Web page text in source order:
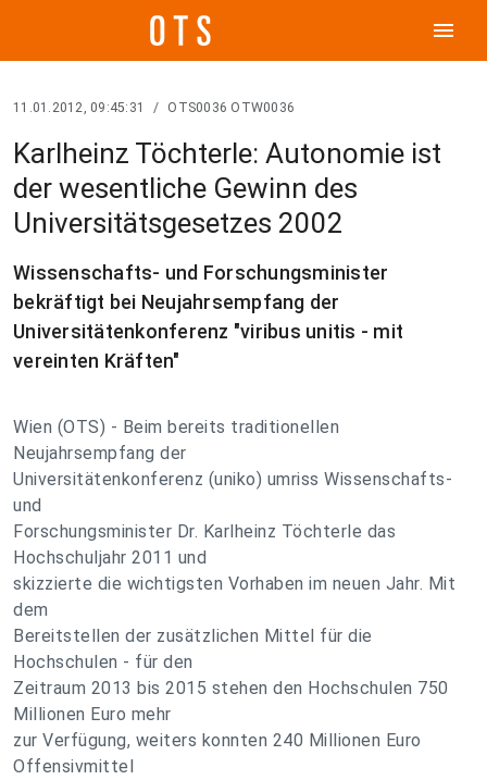
menu
11.01.2012, 09:45:31 / OTS0036 OTW0036
Karlheinz Töchterle: Autonomie ist
der wesentliche Gewinn des
Universitätsgesetzes 2002
Wissenschafts- und Forschungsminister
bekräftigt bei Neujahrsempfang der
Universitätenkonferenz "viribus unitis - mit
vereinten Kräften"
Wien (OTS) - Beim bereits traditionellen
Neujahrsempfang der
Universitätenkonferenz (uniko) umriss Wissenschafts-
und
Forschungsminister Dr. Karlheinz Töchterle das
Hochschuljahr 2011 und
skizzierte die wichtigsten Vorhaben im neuen Jahr. Mit
dem
Bereitstellen der zusätzlichen Mittel für die
Hochschulen - für den
Zeitraum 2013 bis 2015 stehen den Hochschulen 750
Millionen Euro mehr
zur Verfügung, weiters konnten 240 Millionen Euro
Offensivmittel